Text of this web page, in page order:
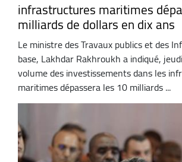
infrastructures maritimes
milliards de dollars en dix ans
Le ministre des Travaux publics et des
base, Lakhdar Rakhroukh a indiqué,
volume des investissements dans les
maritimes dépassera les 10 milliards ...